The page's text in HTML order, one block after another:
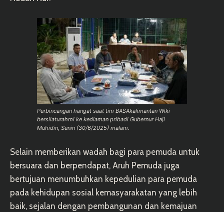
Perbincangan hangat saat tim BASAkalimantan Wiki
bersilaturahmi ke kediaman pribadi Gubernur Haji
Muhidin, Senin (30/6/2025) malam.
Selain memberikan wadah bagi para pemuda untuk
bersuara dan berpendapat, Aruh Pemuda juga
bertujuan menumbuhkan kepedulian para pemuda
pada kehidupan sosial kemasyarakatan yang lebih
baik, sejalan dengan pembangunan dan kemajuan